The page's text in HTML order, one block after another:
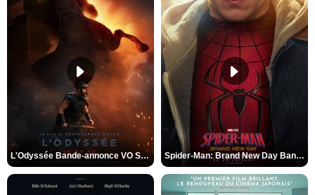
L'Odyssée Bande-annonce VO STFR Spider-Man: Brand New Day Bande-annonce VO STFR